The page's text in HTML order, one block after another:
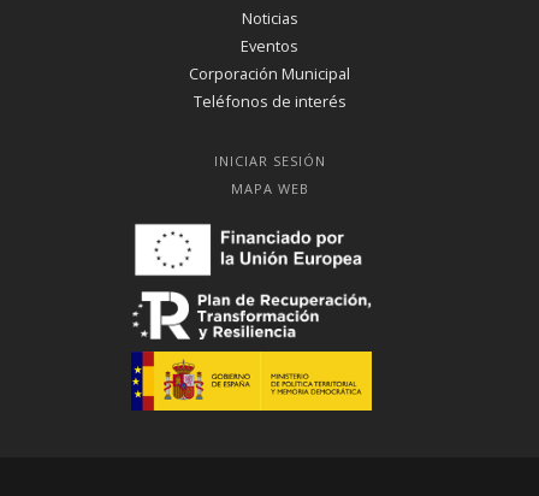
Noticias
Eventos
Corporación Municipal
Teléfonos de interés
INICIAR SESIÓN
MAPA WEB